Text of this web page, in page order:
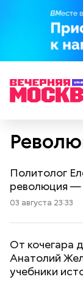
Политолог
революция —
03 августа 23:33
От кочегара
Анатолий
учебники